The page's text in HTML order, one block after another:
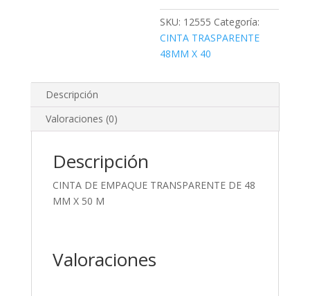
50
M
cantidad
SKU: 12555 Categoría:
CINTA TRASPARENTE
48MM X 40
Descripción
Valoraciones (0)
Descripción
CINTA DE EMPAQUE TRANSPARENTE DE 48
MM X 50 M
Valoraciones